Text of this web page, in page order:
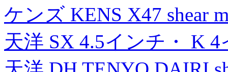
ケンズ KENS X47 shear
天洋 SX 4.5インチ・ K